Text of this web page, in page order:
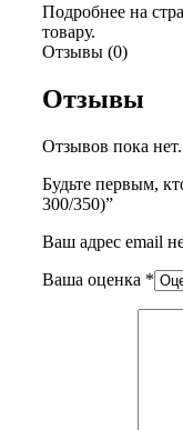
Подробнее на
товару.
Отзывы (0)
Отзывы
Отзывов пока нет.
Будьте первым,
300/350)”
Ваш адрес email
Ваша оценка *